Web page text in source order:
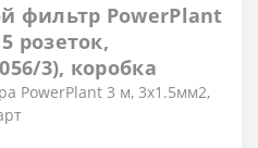
фильтр PowerPlant
розеток,
3), коробка
PowerPlant 3 м, 3x1.5мм2,